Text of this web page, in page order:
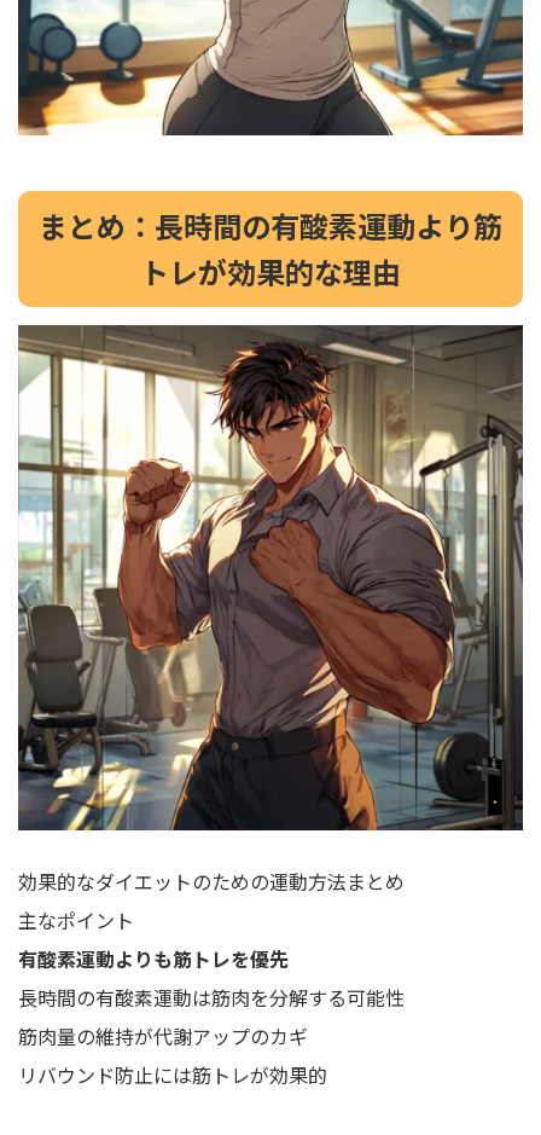
まとめ：長時間の有酸素運動より筋
トレが効果的な理由
効果的なダイエットのための運動方法まとめ
主なポイント
有酸素運動よりも筋トレを優先
長時間の有酸素運動は筋肉を分解する可能性
筋肉量の維持が代謝アップのカギ
リバウンド防止には筋トレが効果的